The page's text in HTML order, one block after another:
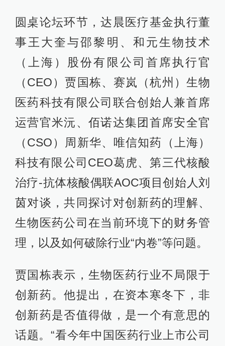
圆桌论坛环节，达晨医疗基金执行董
事王大奎与邵黎明、和元生物技术
（上海）股份有限公司首席执行官
（CEO）贾国栋、赛岚（杭州）生物
医药科技有限公司联合创始人兼首席
运营官米沅、佰诺达集团首席安全官
（CSO）周新华、唯信知药（上海）
科技有限公司CEO葛虎、第三代核酸
治疗-抗体核酸偶联AOC项目创始人刘
茵对谈，共同探讨对创新药的理解、
生物医药公司在当前环境下的财务管
理，以及如何破除行业“内卷”等问题。
贾国栋表示，生物医药行业不局限于
创新药。他提出，在资本寒冬下，非
创新药是否值得做，是一个有意思的
话题。“看今年中国医药行业上市公司